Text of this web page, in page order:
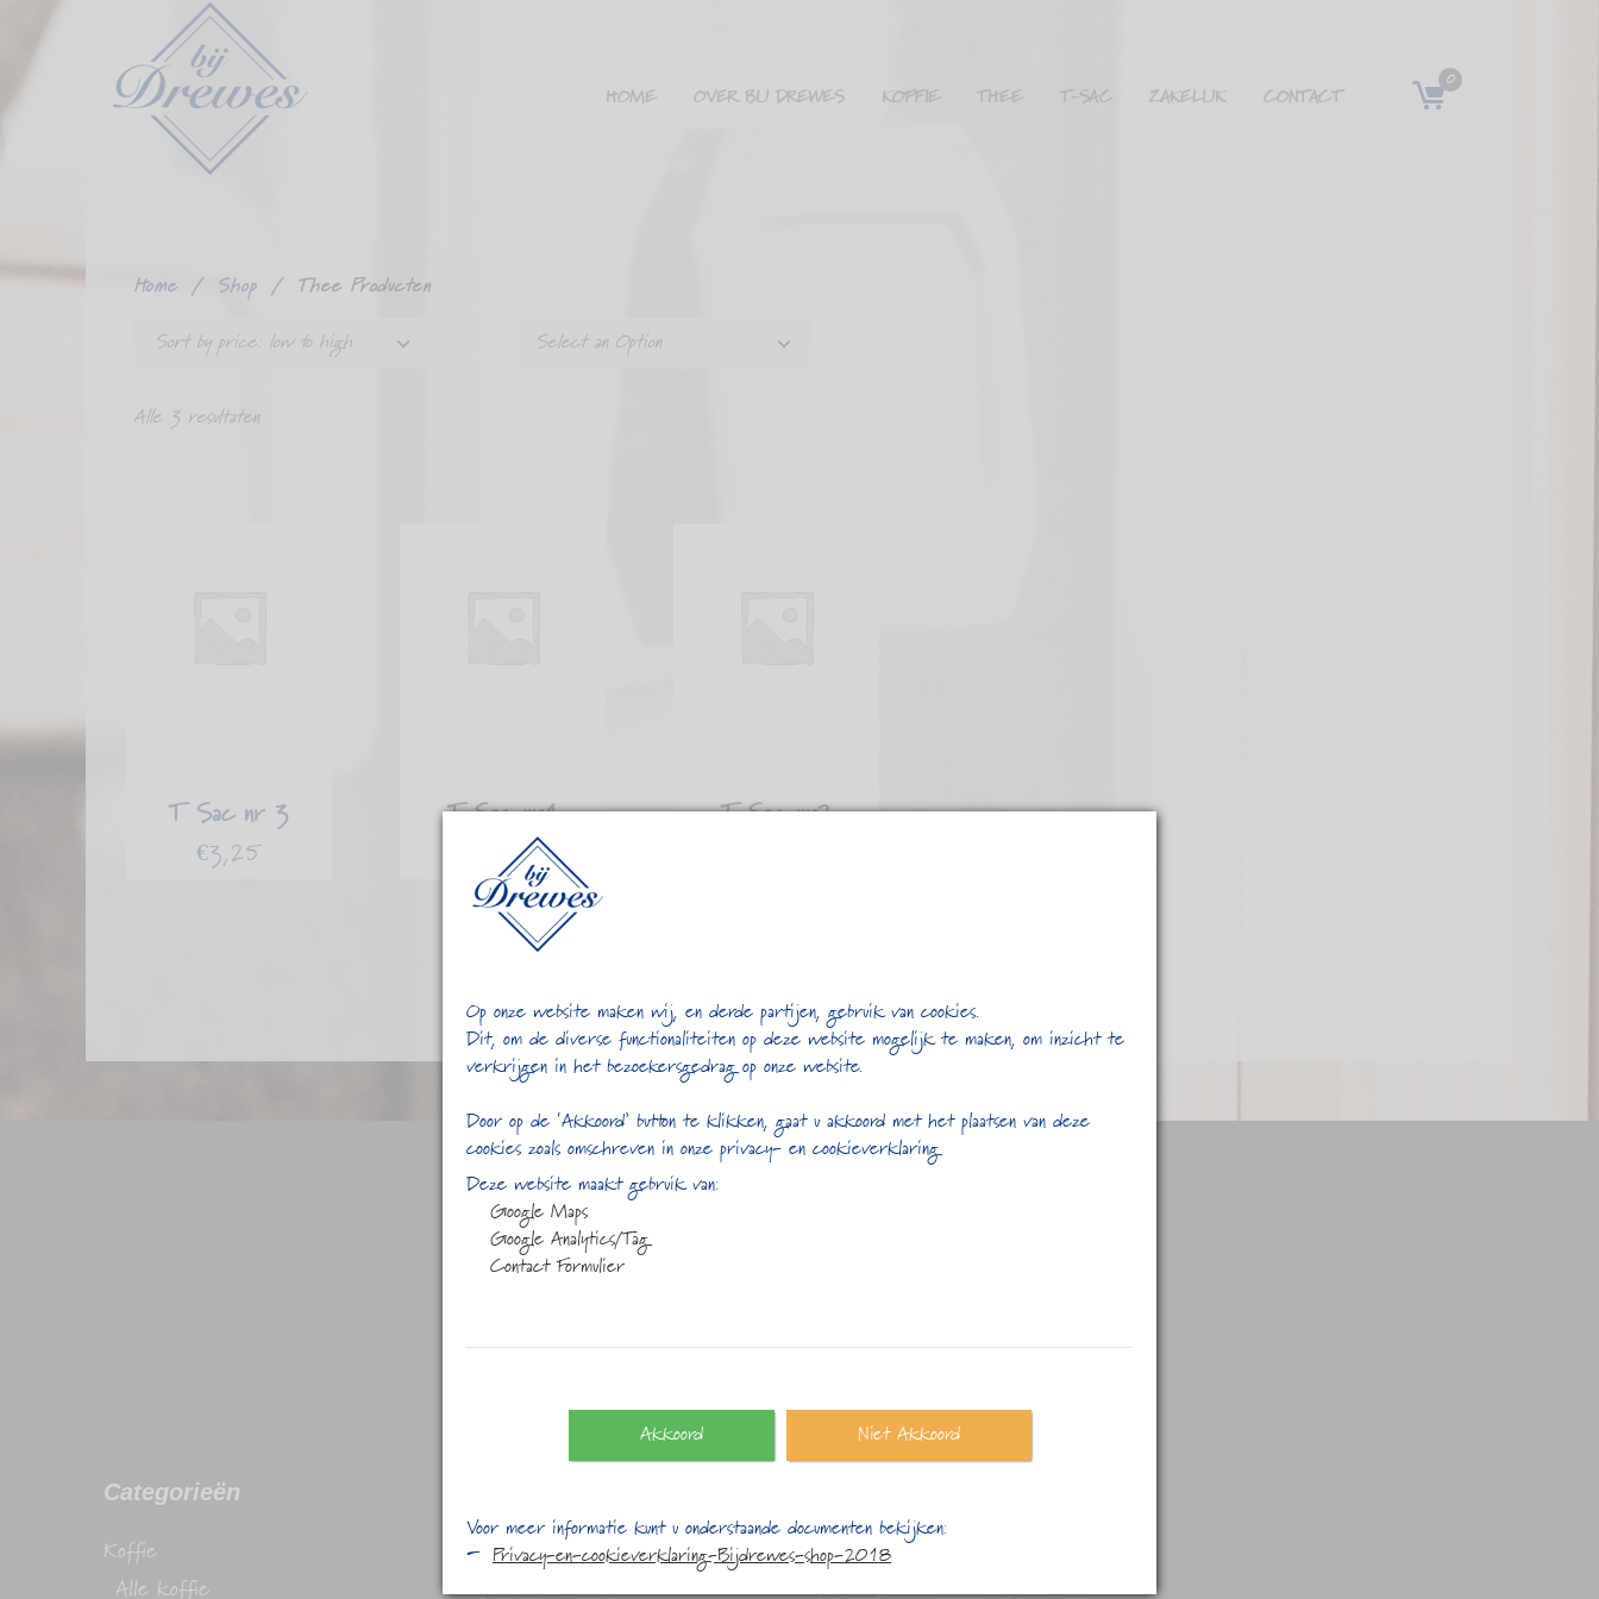
0
HOME OVER BIJ DREWES KOFFIE THEE T-SAC ZAKELIJK CONTACT
Home / Shop / Thee Producten
Sort by price: low to high
Select an Option
Alle 3 resultaten
T Sac nr 3
€3,25
T Sac nr1
3,05
T Sac nr2
Categorieën
Koffie
Alle koffie
Stadhuisplein 25
1315 HS Almere
Maandag:
Dinsdag:
10:00 t/m 17:00
Op onze website maken wij, en derde partijen, gebruik van cookies.
Dit, om de diverse functionaliteiten op deze website mogelijk te maken, om inzicht te
verkrijgen in het bezoekersgedrag op onze website.
Door op de ‘Akkoord’ button te klikken, gaat u akkoord met het plaatsen van deze
cookies zoals omschreven in onze privacy- en cookieverklaring
Deze website maakt gebruik van:
Google Maps
Google Analytics/Tag
Contact Formulier
Akkoord Niet Akkoord
Voor meer informatie kunt u onderstaande documenten bekijken:
Privacy-en-cookieverklaring-Bijdrewes-shop-2018